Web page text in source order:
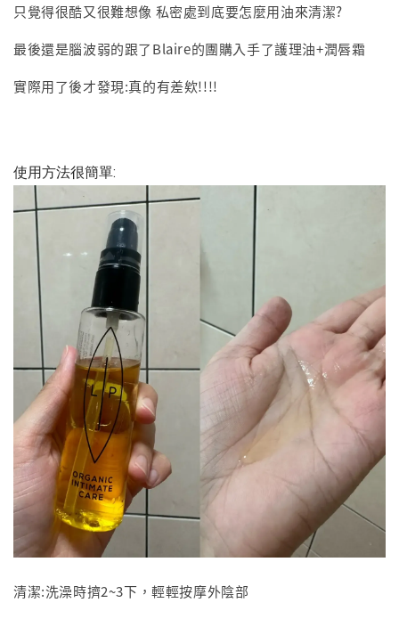
只覺得很酷又很難想像 私密處到底要怎麼用油來清潔?
最後還是腦波弱的跟了Blaire的團購入手了護理油+潤唇霜
實際用了後才發現:真的有差欸!!!!
使用方法很簡單:
清潔:洗澡時擠2~3下，輕輕按摩外陰部